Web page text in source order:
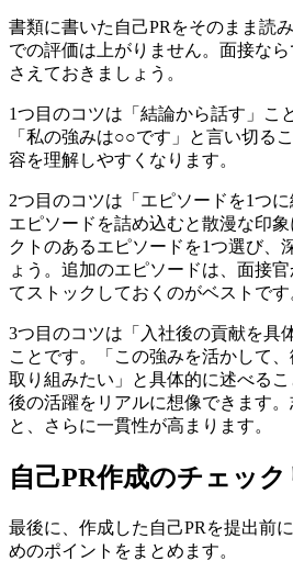
書類に書いた自己PRをそのまま読
での評価は上がりません。面接な
さえておきましょう。
1つ目のコツは「結論から話す」こ
「私の強みは○○です」と言い切る
容を理解しやすくなります。
2つ目のコツは「エピソードを1つ
エピソードを詰め込むと散漫な印
クトのあるエピソードを1つ選び、
ょう。追加のエピソードは、面接
てストックしておくのがベストです
3つ目のコツは「入社後の貢献を具
ことです。「この強みを活かして
取り組みたい」と具体的に述べる
後の活躍をリアルに想像できます
と、さらに一貫性が高まります。
自己PR作成のチェック
最後に、作成した自己PRを提出前
めのポイントをまとめます。